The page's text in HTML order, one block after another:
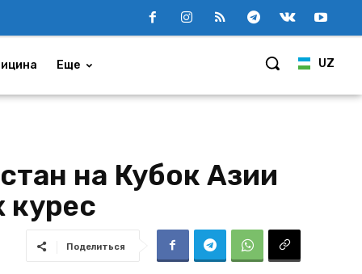
UZ
Еще
на Кубок Азии
курес
Поделиться